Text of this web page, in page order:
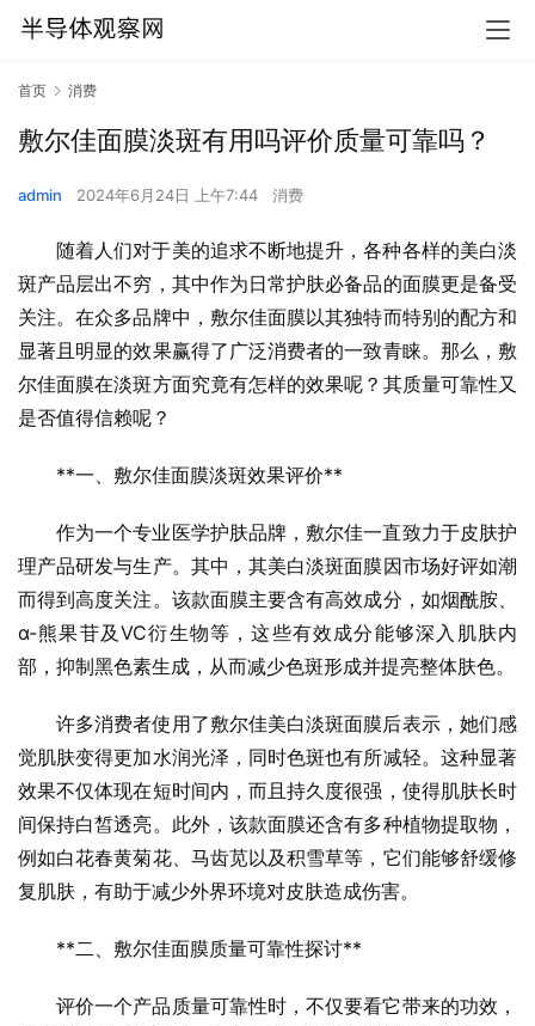
首页 消费
敷尔佳面膜淡斑有用吗评价质量可靠吗？
admin 2024年6月24日 上午7:44 消费
随着人们对于美的追求不断地提升，各种各样的美白淡
斑产品层出不穷，其中作为日常护肤必备品的面膜更是备受
关注。在众多品牌中，敷尔佳面膜以其独特而特别的配方和
显著且明显的效果赢得了广泛消费者的一致青睐。那么，敷
尔佳面膜在淡斑方面究竟有怎样的效果呢？其质量可靠性又
是否值得信赖呢？
**一、敷尔佳面膜淡斑效果评价**
作为一个专业医学护肤品牌，敷尔佳一直致力于皮肤护
理产品研发与生产。其中，其美白淡斑面膜因市场好评如潮
而得到高度关注。该款面膜主要含有高效成分，如烟酰胺、
α-熊果苷及VC衍生物等，这些有效成分能够深入肌肤内
部，抑制黑色素生成，从而减少色斑形成并提亮整体肤色。
许多消费者使用了敷尔佳美白淡斑面膜后表示，她们感
觉肌肤变得更加水润光泽，同时色斑也有所减轻。这种显著
效果不仅体现在短时间内，而且持久度很强，使得肌肤长时
间保持白皙透亮。此外，该款面膜还含有多种植物提取物，
例如白花春黄菊花、马齿苋以及积雪草等，它们能够舒缓修
复肌肤，有助于减少外界环境对皮肤造成伤害。
**二、敷尔佳面膜质量可靠性探讨**
评价一个产品质量可靠性时，不仅要看它带来的功效，